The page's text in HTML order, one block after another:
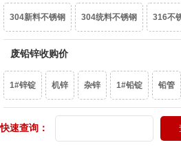
柴油皮卡车（铝圈） 货车(2吨以下 ) 货
货车(8吨以上)(集装箱、自卸车减50元/吨)
新能源轿车（铝圈） 新能源轿车（铁圈）
大型电瓶车
304新料不锈钢 304统料不锈钢 316不
含镍20%不锈钢
废铅锌收购价
1#锌锭 机锌 杂锌 1#铅锭 铅管
头灯
快速查询：